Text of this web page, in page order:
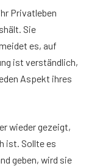
Privatleben
Sie
es, auf
ist verständlich,
Aspekt ihres
wieder gezeigt,
ist. Sollte es
geben, wird sie